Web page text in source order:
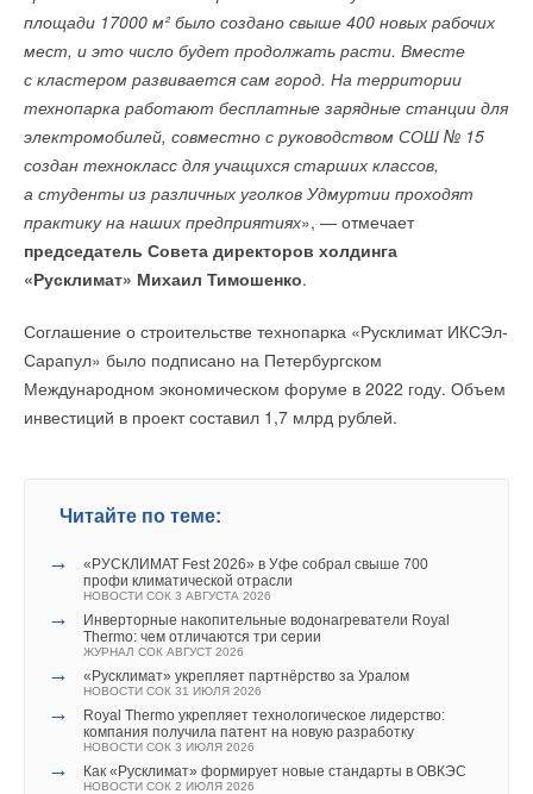
площади 17000 м² было создано свыше 400 новых рабочих
мест, и это число будет продолжать расти. Вместе
с кластером развивается сам город. На территории
технопарка работают бесплатные зарядные станции для
электромобилей, совместно с руководством СОШ № 15
создан технокласс для учащихся старших классов,
а студенты из различных уголков Удмуртии проходят
практику на наших предприятиях», — отмечает
председатель Совета директоров холдинга
«Русклимат» Михаил Тимошенко.
Соглашение о строительстве технопарка «Русклимат ИКСЭл-
Сарапул» было подписано на Петербургском
Международном экономическом форуме в 2022 году. Объем
инвестиций в проект составил 1,7 млрд рублей.
Читайте по теме:
→
«РУСКЛИМАТ Fest 2026» в Уфе собрал свыше 700
профи климатической отрасли
НОВОСТИ СОК 3 АВГУСТА 2026
→
Инверторные накопительные водонагреватели Royal
Thermo: чем отличаются три серии
ЖУРНАЛ СОК АВГУСТ 2026
→ «Русклимат» укрепляет партнёрство за Уралом
НОВОСТИ СОК 31 ИЮЛЯ 2026
→
Royal Thermo укрепляет технологическое лидерство:
компания получила патент на новую разработку
НОВОСТИ СОК 3 ИЮЛЯ 2026
→ Как «Русклимат» формирует новые стандарты в ОВКЭС
НОВОСТИ СОК 2 ИЮЛЯ 2026
В этой теме еще нет комментариев
Добавить комментарий
Ваше имя *
Ваш E-mail *